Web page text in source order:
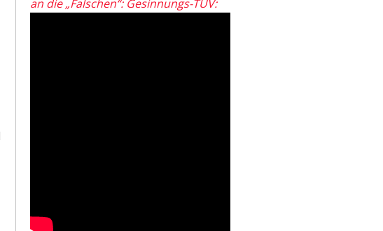
an die „Falschen“: Gesinnungs-TÜV: